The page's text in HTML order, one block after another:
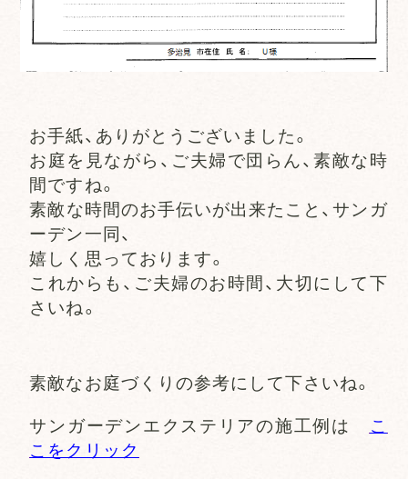
お手紙、ありがとうございました。
お庭を見ながら、ご夫婦で団らん、素敵な時
間ですね。
素敵な時間のお手伝いが出来たこと、サンガ
ーデン一同、
嬉しく思っております。
これからも、ご夫婦のお時間、大切にして下
さいね。
素敵なお庭づくりの参考にして下さいね。
サンガーデンエクステリアの施工例は こ
こをクリック